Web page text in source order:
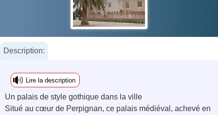
Description:
Lire la description
Un palais de style gothique dans la ville
Situé au cœur de Perpignan, ce palais médiéval, achevé en